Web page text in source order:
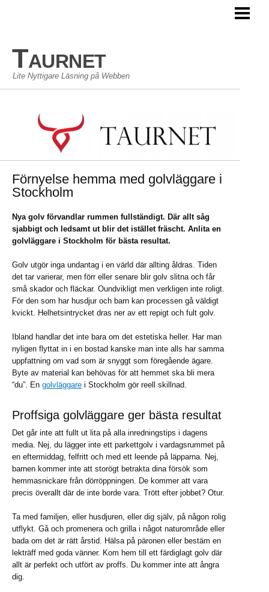
Taurnet
Lite Nyttigare Läsning på Webben
Förnyelse hemma med golvläggare i
Stockholm
Nya golv förvandlar rummen fullständigt. Där allt såg
sjabbigt och ledsamt ut blir det istället fräscht. Anlita en
golvläggare i Stockholm för bästa resultat.
Golv utgör inga undantag i en värld där allting åldras. Tiden
det tar varierar, men förr eller senare blir golv slitna och får
små skador och fläckar. Oundvikligt men verkligen inte roligt.
För den som har husdjur och barn kan processen gå väldigt
kvickt. Helhetsintrycket dras ner av ett repigt och fult golv.
Ibland handlar det inte bara om det estetiska heller. Har man
nyligen flyttat in i en bostad kanske man inte alls har samma
uppfattning om vad som är snyggt som föregående ägare.
Byte av material kan behövas för att hemmet ska bli mera
“du”. En golvläggare i Stockholm gör reell skillnad.
Proffsiga golvläggare ger bästa resultat
Det går inte att fullt ut lita på alla inredningstips i dagens
media. Nej, du lägger inte ett parkettgolv i vardagsrummet på
en eftermiddag, felfritt och med ett leende på läpparna. Nej,
barnen kommer inte att storögt betrakta dina försök som
hemmasnickare från dörröppningen. De kommer att vara
precis överallt där de inte borde vara. Trött efter jobbet? Otur.
Ta med familjen, eller husdjuren, eller dig själv, på någon rolig
utflykt. Gå och promenera och grilla i något naturområde eller
bada om det är rätt årstid. Hälsa på päronen eller bestäm en
lekträff med goda vänner. Kom hem till ett färdiglagt golv där
allt är perfekt och utfört av proffs. Du kommer inte att ångra
dig.